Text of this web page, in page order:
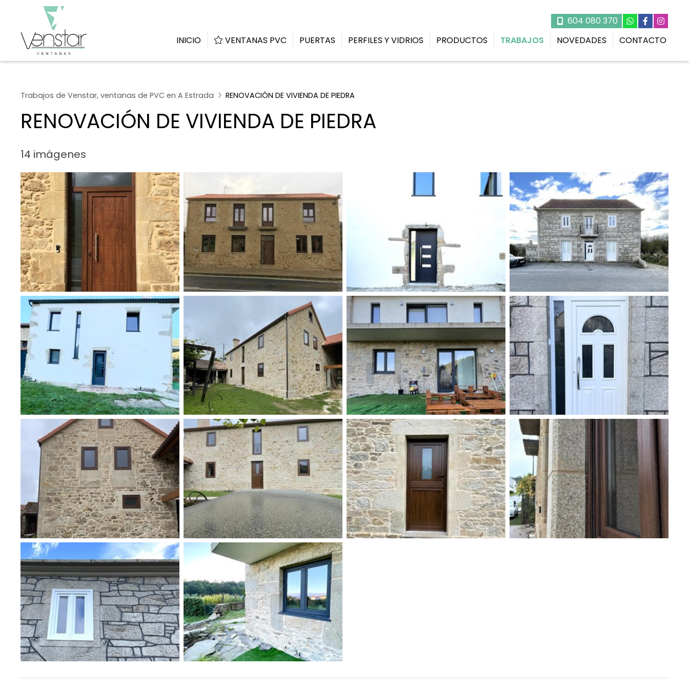
604 080 370
INICIO
VENTANAS PVC PUERTAS PERFILES Y VIDRIOS PRODUCTOS TRABAJOS NOVEDADES CONTACTO
Trabajos de Venstar, ventanas de PVC en A Estrada RENOVACIÓN DE VIVIENDA DE PIEDRA
RENOVACIÓN DE VIVIENDA DE PIEDRA
14 imágenes